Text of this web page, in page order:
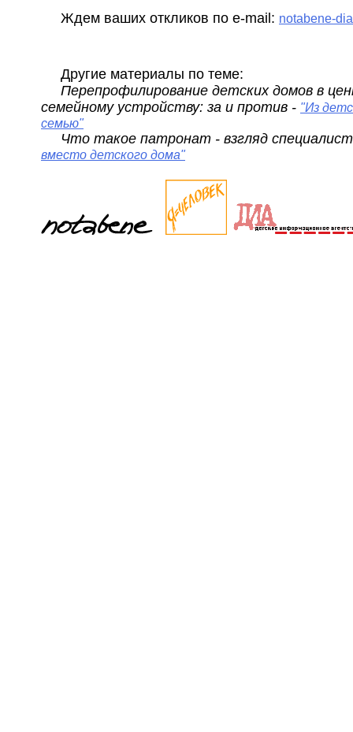
Ждем ваших откликов по e-mail: notabene-
Другие материалы по теме:
Перепрофилирование детских домов в
семейному устройству: за и против - "Из
семью"
Что такое патронат - взгляд
вместо детского дома"